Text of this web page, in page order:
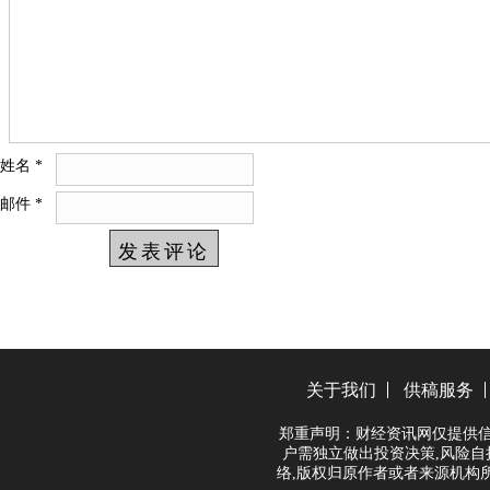
姓名 *
邮件 *
关于我们 供稿服务
郑重声明：财经资讯网仅提供
户需独立做出投资决策,风险
络,版权归原作者或者来源机构